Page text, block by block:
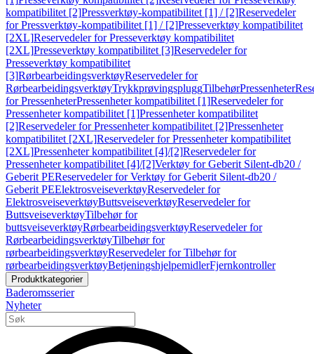
kompatibilitet [2]Pressverktøy-kompatibilitet [1] / [2]Reservedeler
for Pressverktøy-kompatibilitet [1] / [2]Presseverktøy kompatibilitet
[2XL]Reservedeler for Presseverktøy kompatibilitet
[2XL]Presseverktøy kompatibilitet [3]Reservedeler for
Presseverktøy kompatibilitet
[3]RørbearbeidingsverktøyReservedeler for
RørbearbeidingsverktøyTrykkprøvingspluggTilbehørPressenheter
for PressenheterPressenheter kompatibilitet [1]Reservedeler for
Pressenheter kompatibilitet [1]Pressenheter kompatibilitet
[2]Reservedeler for Pressenheter kompatibilitet [2]Pressenheter
kompatibilitet [2XL]Reservedeler for Pressenheter kompatibilitet
[2XL]Pressenheter kompatibilitet [4]/[2]Reservedeler for
Pressenheter kompatibilitet [4]/[2]Verktøy for Geberit Silent-db20 /
Geberit PEReservedeler for Verktøy for Geberit Silent-db20 /
Geberit PEElektrosveiseverktøyReservedeler for
ElektrosveiseverktøyButtsveiseverktøyReservedeler for
ButtsveiseverktøyTilbehør for
buttsveiseverktøyRørbearbeidingsverktøyReservedeler for
RørbearbeidingsverktøyTilbehør for
rørbearbeidingsverktøyReservedeler for Tilbehør for
rørbearbeidingsverktøyBetjeningshjelpemidlerFjernkontroller
Produktkategorier
Baderomsserier
Nyheter